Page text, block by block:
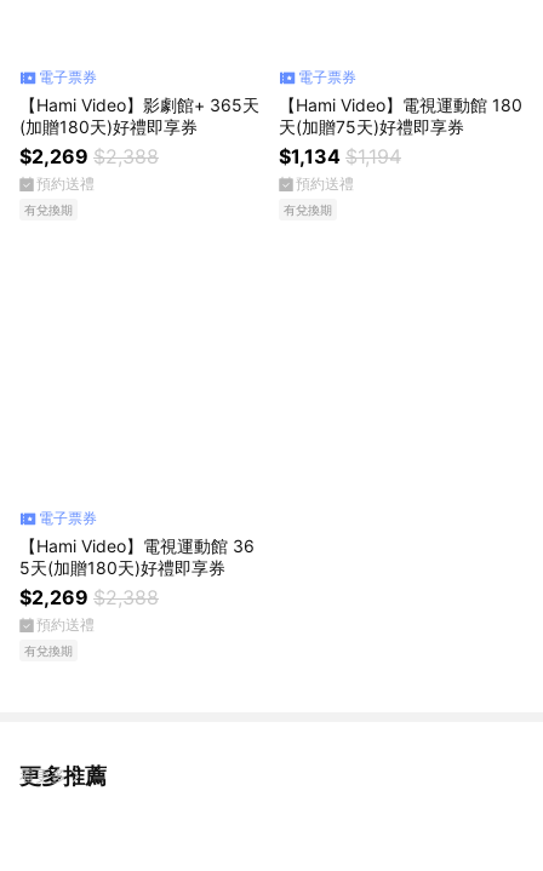
電子票券
【Hami Video】影劇館+ 365天
(加贈180天)好禮即享券
$2,269 $2,388
預約送禮
有兌換期
電子票券
【Hami Video】電視運動館 180
天(加贈75天)好禮即享券
$1,134 $1,194
預約送禮
有兌換期
電子票券
【Hami Video】電視運動館 36
5天(加贈180天)好禮即享券
$2,269 $2,388
預約送禮
有兌換期
更多推薦
看更多